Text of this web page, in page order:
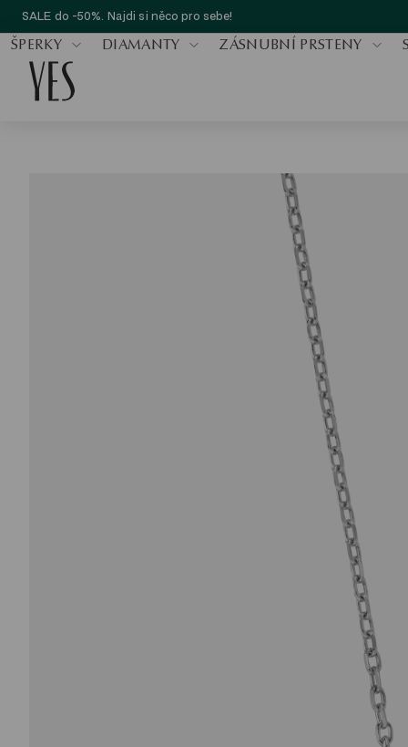
SALE do -50%. Najdi si něco pro sebe!
ŠPERKY DIAMANTY ZÁSNUBNÍ PRSTENY